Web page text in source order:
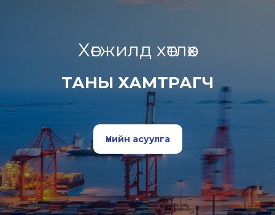
Хөгжилд хөтлөх
ТАНЫ ХАМТРАГЧ
Үнийн асуулга